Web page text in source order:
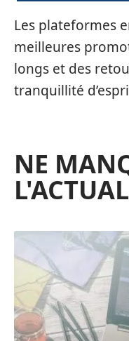
Les plateformes
meilleures
longs et des
tranquillité
NE